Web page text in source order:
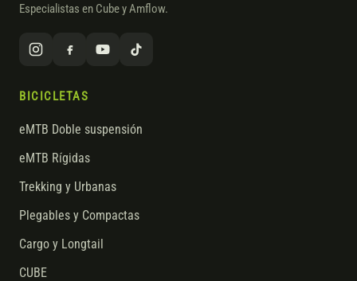
Especialistas en Cube y Amflow.
BICICLETAS
eMTB Doble suspensión
eMTB Rígidas
Trekking y Urbanas
Plegables y Compactas
Cargo y Longtail
CUBE